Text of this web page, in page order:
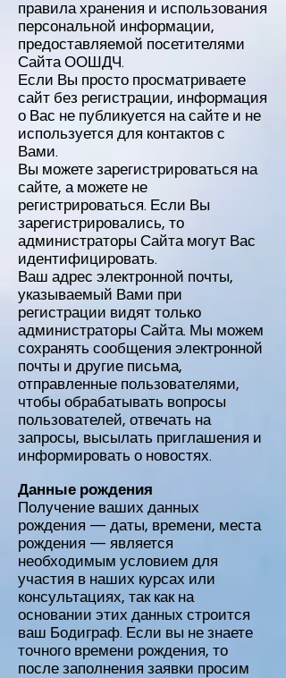
правила хранения и использования
персональной информации,
предоставляемой посетителями
Сайта ООШДЧ.
Если Вы просто просматриваете
сайт без регистрации, информация
о Вас не публикуется на сайте и не
используется для контактов с
Вами.
Вы можете зарегистрироваться на
сайте, а можете не
регистрироваться. Если Вы
зарегистрировались, то
администраторы Сайта могут Вас
идентифицировать.
Ваш адрес электронной почты,
указываемый Вами при
регистрации видят только
администраторы Сайта. Мы можем
сохранять сообщения электронной
почты и другие письма,
отправленные пользователями,
чтобы обрабатывать вопросы
пользователей, отвечать на
запросы, высылать приглашения и
информировать о новостях.
Данные рождения
Получение ваших данных
рождения — даты, времени, места
рождения — является
необходимым условием для
участия в наших курсах или
консультациях, так как на
основании этих данных строится
ваш Бодиграф. Если вы не знаете
точного времени рождения, то
после заполнения заявки просим